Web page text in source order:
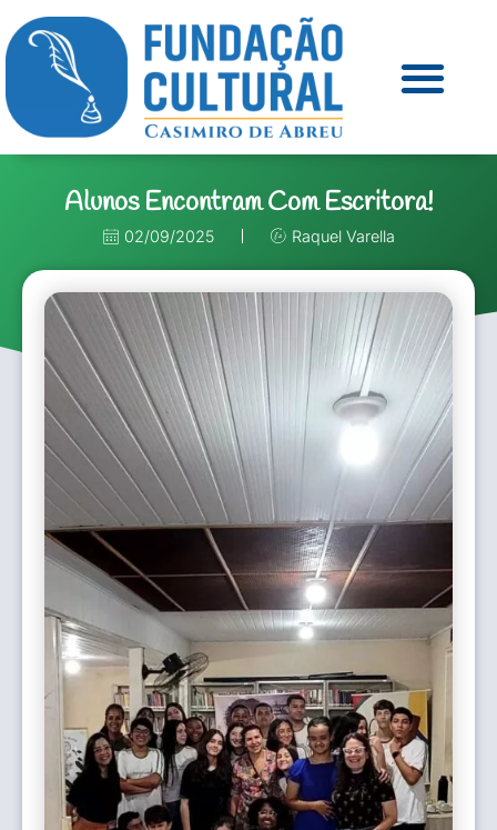
Alunos Encontram Com Escritora!
02/09/2025 Raquel Varella